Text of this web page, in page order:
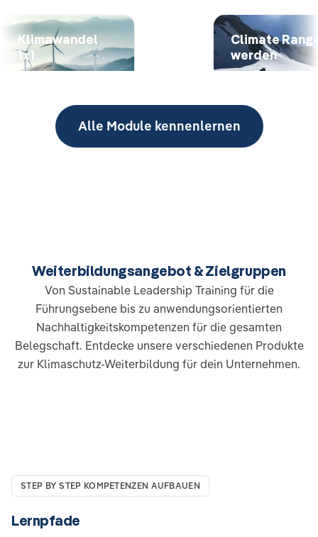
Klimawandel
1x1
Climate
werden
Alle Module kennenlernen
Weiterbildungsangebot & Zielgruppen
Von Sustainable Leadership Training für die
Führungsebene bis zu anwendungsorientierten
Nachhaltigkeitskompetenzen für die gesamten
Belegschaft. Entdecke unsere verschiedenen Produkte
zur Klimaschutz-Weiterbildung für dein Unternehmen.
STEP BY STEP KOMPETENZEN AUFBAUEN
Lernpfade